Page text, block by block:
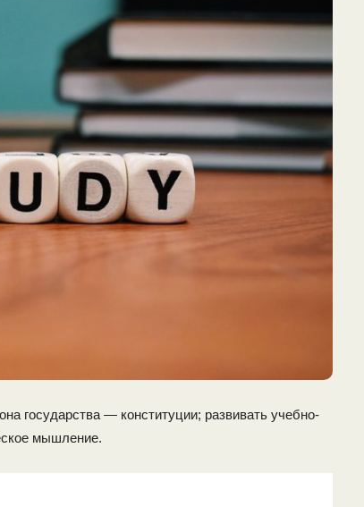
ПЛАНИРОВАНИЕ
УРОКОВ
государ­ства — конституции; развивать учебно-
мышление.